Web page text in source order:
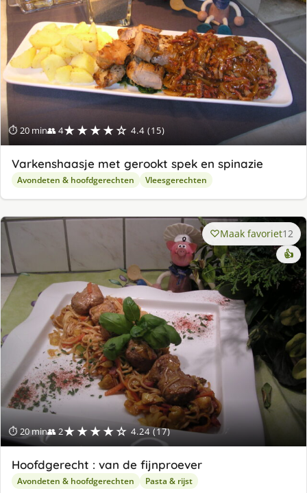
⏱ 20 min👥 4★★★★☆ 4.4 (15)
Varkenshaasje met gerookt spek en spinazie
Avondeten & hoofdgerechten Vleesgerechten
⏱ 20 min👥 2★★★★☆ 4.24 (17)
Maak favoriet12
👍
Hoofdgerecht : van de fijnproever
Avondeten & hoofdgerechten Pasta & rijst